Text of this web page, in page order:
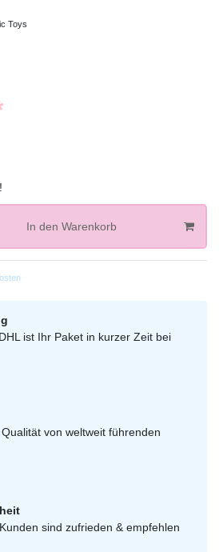
Toys
In den Warenkorb
ist Ihr Paket in kurzer Zeit bei
von weltweit führenden
sind zufrieden & empfehlen